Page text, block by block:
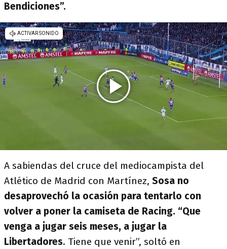
Bendiciones”.
A sabiendas del cruce del mediocampista del
Atlético de Madrid con Martínez, Sosa no
desaprovechó la ocasión para tentarlo con
volver a poner la camiseta de Racing. “Que
venga a jugar seis meses, a jugar la
Libertadores. Tiene que venir”, soltó en